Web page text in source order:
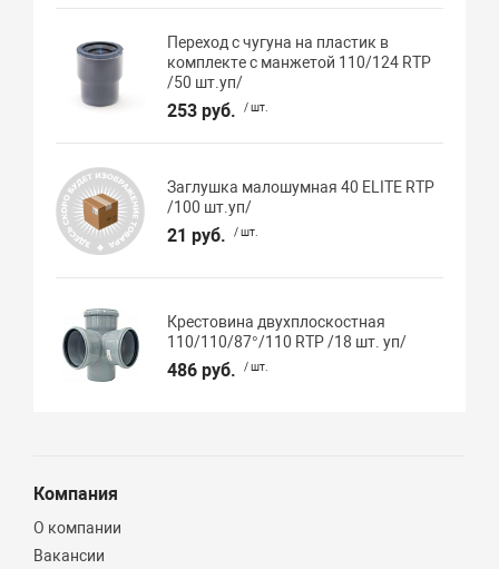
Переход с чугуна на пластик в
комплекте с манжетой 110/124 RTP
/50 шт.уп/
253 руб. / шт.
Заглушка малошумная 40 ELITE RTP
/100 шт.уп/
21 руб. / шт.
Крестовина двухплоскостная
110/110/87°/110 RTP /18 шт. уп/
486 руб. / шт.
Компания
О компании
Вакансии